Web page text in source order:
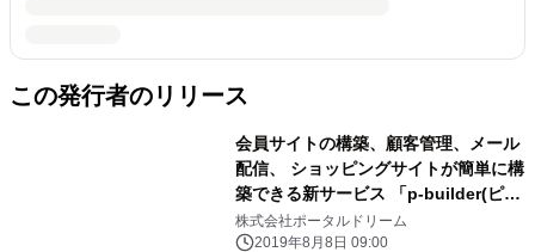
この発行者のリリース
会員サイトの構築、顧客管理、メール
配信、 ショッピングサイトが簡単に構
築できる新サービス 「p-builder(ピー
ビルダー)」を開始
株式会社ポータルドリーム
2019年8月8日 09:00